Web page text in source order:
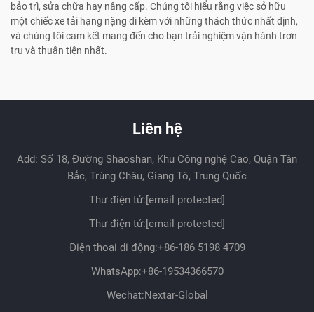
bảo trì, sửa chữa hay nâng cấp. Chúng tôi hiểu rằng việc sở hữu
một chiếc xe tải hạng nặng đi kèm với những thách thức nhất định,
và chúng tôi cam kết mang đến cho bạn trải nghiệm vận hành trơn
tru và thuận tiện nhất.
Liên hệ
Add: Số 18, Đường Shaoshan, Khu Công nghệ Cao, Quận Tân
Bắc, Trùng Châu, Giang Tô, Trung Quốc
Thư điện tử:[email protected]
Thư điện tử:[email protected]
Điện thoại di động:+86-186 5198 4709
WhatsApp:+86-19534366570
Wechat:Nextar-Global